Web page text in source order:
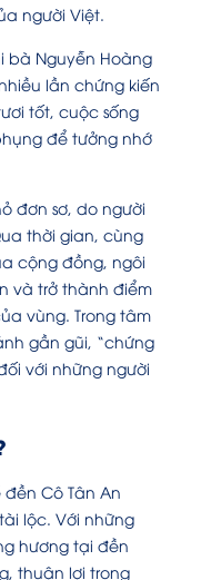
người Việt.
bà Nguyễn Hoàng
lần chứng kiến
tốt, cuộc sống
để tưởng nhớ
đơn sơ, do người
thời gian, cùng
cộng đồng, ngôi
và trở thành điểm
vùng. Trong tâm
gần gũi, “chứng
với những người
Cô Tân An
lộc. Với những
hương tại đền
thuận lợi trong